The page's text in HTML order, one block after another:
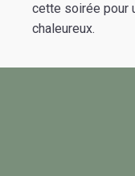
cette soirée pour
chaleureux.